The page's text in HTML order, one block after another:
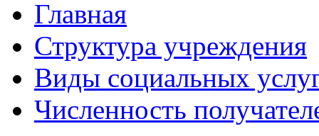
Главная
Структура учреждения
Виды социальных
Численность